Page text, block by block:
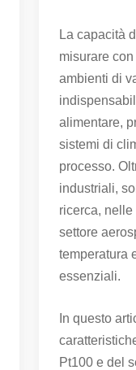
La capacità
misurare
ambienti di
alimentare,
sistemi di
processo.
industriali,
ricerca,
settore
temperatura
essenziali.
In questo
Pt100 e del